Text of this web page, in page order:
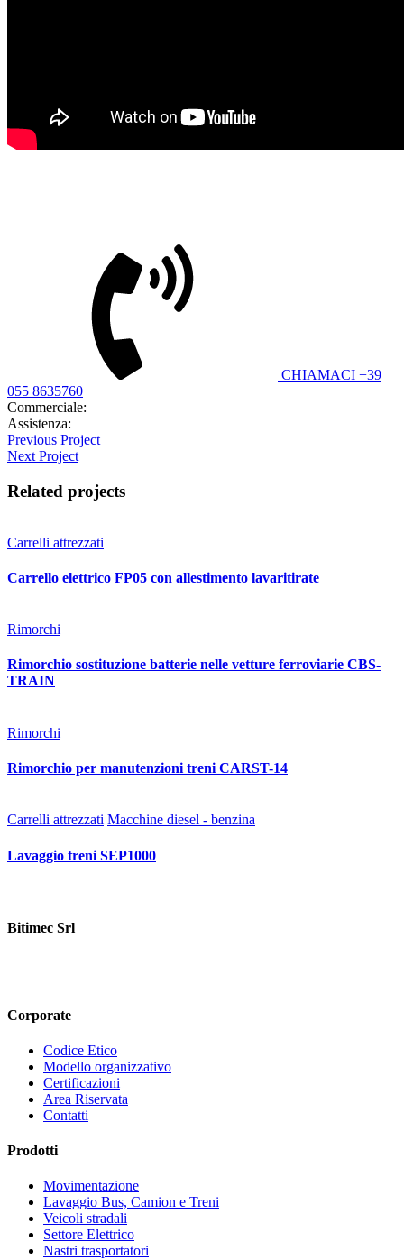
CHIAMACI +39
055 8635760
Commerciale:
Assistenza:
Previous Project
Next Project
Related projects
Carrelli attrezzati
Carrello elettrico FP05 con allestimento lavaritirate
Rimorchi
Rimorchio sostituzione batterie nelle vetture ferroviarie CBS-
TRAIN
Rimorchi
Rimorchio per manutenzioni treni CARST-14
Carrelli attrezzati Macchine diesel - benzina
Lavaggio treni SEP1000
Bitimec Srl
Corporate
Codice Etico
Modello organizzativo
Certificazioni
Area Riservata
Contatti
Prodotti
Movimentazione
Lavaggio Bus, Camion e Treni
Veicoli stradali
Settore Elettrico
Nastri trasportatori